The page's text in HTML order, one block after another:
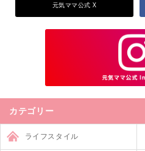
元気ママ公式 X
カテゴリー
ライフスタイル